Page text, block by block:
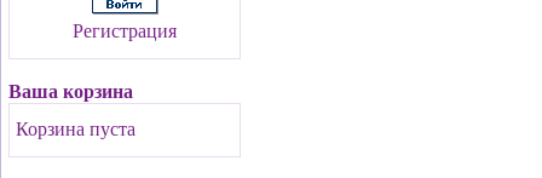
Регистрация
Ваша корзина
Корзина пуста